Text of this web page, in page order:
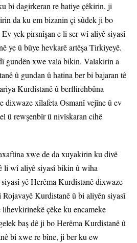
bi dagirkeran re hatiye çêkirin, ji
da ku em bizanin çi sûdek ji bo
yek pirsnîşan e li ser wî aliyê siyasî
ye û bûye hevkarê artêşa Tirkiyeyê.
gundên xwe vala bikin. Valakirin a
û gundan û hatina ber bi bajaran tê
Kurdistanê û berffirehbûna
dixwaze xîlafeta Osmanî vejîne û ev
û rewşenbîr û nivîskaran cihê
xwe de da xuyakirin ku divê
li wî aliyê siyasî bikin û wiha
yê Herêma Kurdistanê dixwaze
Kurdistanê û bi aliyên siyasî
çêke ku encameke
baş dê ji bo Herêma Kurdistanê û
bi xwe re bîne, ji ber ku ew